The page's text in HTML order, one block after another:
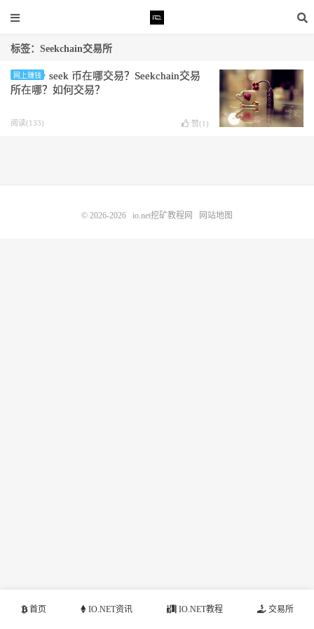
标签：Seekchain交易所
网上赚钱
seek 币在哪交易？Seekchain交易
所在哪？如何交易？
阅读(133) 赞(1 )
首页 IO.NET资讯 IO.NET教程 交易所
© 2026-2026 io.net挖矿教程网 网站地图